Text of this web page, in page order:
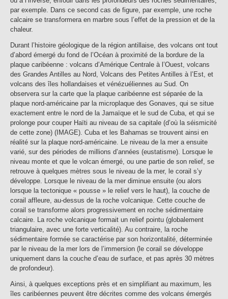
par exemple. Dans ce second cas de figure, par exemple, une roche
calcaire se transformera en marbre sous l’effet de la pression et de la
chaleur.
Durant l’histoire géologique de la région antillaise, des volcans ont tout
d’abord émergé du fond de l’Océan à proximité de la bordure de la
plaque caribéenne : volcans d’Amérique Centrale à l’Ouest, volcans
des Grandes Antilles au Nord, Volcans des Petites Antilles à l’Est, et
volcans des îles hollandaises et vénézuéliennes au Sud. On
observera sur la carte que la plaque caribéenne est séparée de la
plaque nord-américaine par la microplaque des Gonaves, qui se situe
exactement entre le nord de la Jamaïque et le sud de Cuba, et qui se
prolonge pour couper Haïti au niveau de sa capitale (d’où la séismicité
de cette zone) (IMAGE). Cuba et les Bahamas se trouvent ainsi en
réalité sur la plaque nord-américaine. Le niveau de la mer a ensuite
varié, sur des périodes de millions d’années (eustatisme). Lorsque le
niveau monte et que le volcan émergé, ou une partie de son relief, se
retrouve à quelques mètres sous le niveau de la mer, le corail s’y
développe. Lorsque le niveau de la mer diminue ensuite (ou alors
lorsque la tectonique « pousse » le relief vers le haut), la couche de
corail affleure, au-dessus de la roche volcanique. Cette couche de
corail se transforme alors progressivement en roche sédimentaire
calcaire. La roche volcanique formait un relief pointu (globalement
triangulaire, avec une forte verticalité). Au contraire, la roche
sédimentaire formée se caractérise par son horizontalité, déterminée
par le niveau de la mer lors de l’immersion (le corail se développe
uniquement dans la couche d’eau de surface, et pas après 30 mètres
de profondeur).
Ainsi, à quelques exceptions près et en simplifiant au maximum, les
îles caribéennes peuvent être décrites comme des volcans émergés